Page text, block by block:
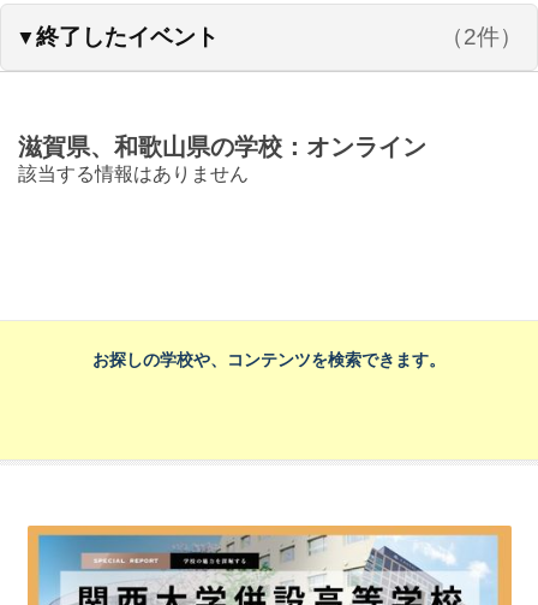
終了したイベント （2件）
滋賀県、和歌山県の学校：オンライン
該当する情報はありません
お探しの学校や、コンテンツを検索できます。